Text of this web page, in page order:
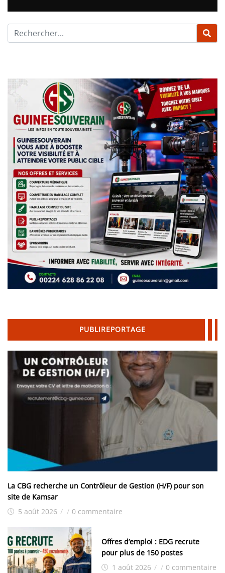
PUBLIREPORTAGE
La CBG recherche un Contrôleur de Gestion (H/F) pour son
site de Kamsar
5 août 2026 / / 0 commentaire
Offres d’emploi : EDG recrute
pour plus de 150 postes
1 août 2026 / / 0 commentaire